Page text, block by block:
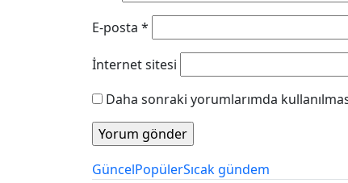
E-posta *
İnternet sitesi
Daha sonraki yorumlarımda
GüncelPopülerSıcak gündem